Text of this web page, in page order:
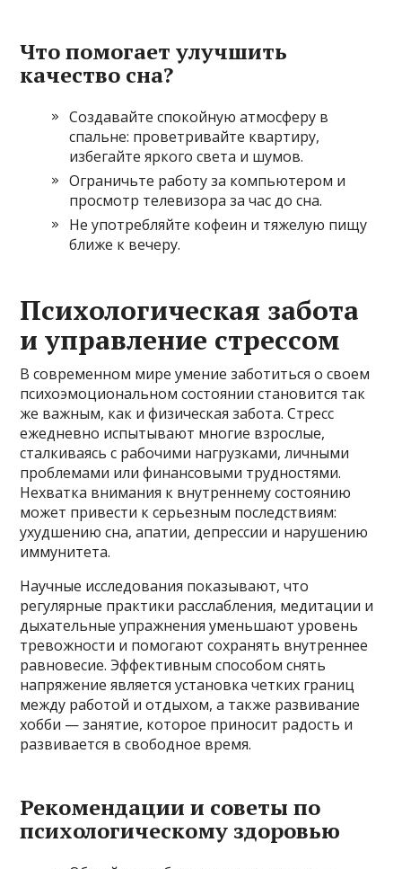
Что помогает улучшить
качество сна?
Создавайте спокойную атмосферу в
спальне: проветривайте квартиру,
избегайте яркого света и шумов.
Ограничьте работу за компьютером и
просмотр телевизора за час до сна.
Не употребляйте кофеин и тяжелую пищу
ближе к вечеру.
Психологическая забота
и управление стрессом
В современном мире умение заботиться о своем
психоэмоциональном состоянии становится так
же важным, как и физическая забота. Стресс
ежедневно испытывают многие взрослые,
сталкиваясь с рабочими нагрузками, личными
проблемами или финансовыми трудностями.
Нехватка внимания к внутреннему состоянию
может привести к серьезным последствиям:
ухудшению сна, апатии, депрессии и нарушению
иммунитета.
Научные исследования показывают, что
регулярные практики расслабления, медитации и
дыхательные упражнения уменьшают уровень
тревожности и помогают сохранять внутреннее
равновесие. Эффективным способом снять
напряжение является установка четких границ
между работой и отдыхом, а также развивание
хобби — занятие, которое приносит радость и
развивается в свободное время.
Рекомендации и советы по
психологическому здоровью